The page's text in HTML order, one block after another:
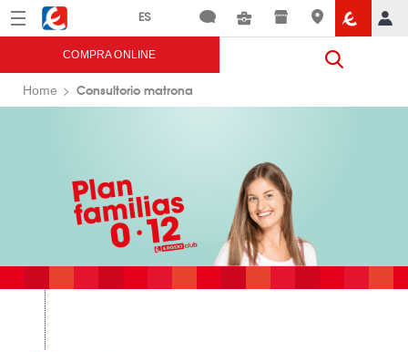
Menú Eroski
COMPRA ONLINE
Home Consultorio matrona